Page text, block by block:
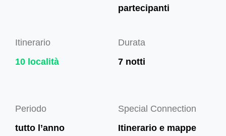
partecipanti
Itinerario
10 località
Durata
7 notti
Periodo
tutto l’anno
Special Connection
Itinerario e mappe